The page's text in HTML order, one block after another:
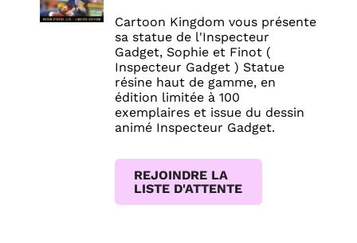
Cartoon Kingdom vous présente
sa statue de l'Inspecteur
Gadget, Sophie et Finot (
Inspecteur Gadget ) Statue
résine haut de gamme, en
édition limitée à 100
exemplaires et issue du dessin
animé Inspecteur Gadget.
REJOINDRE LA
LISTE D'ATTENTE